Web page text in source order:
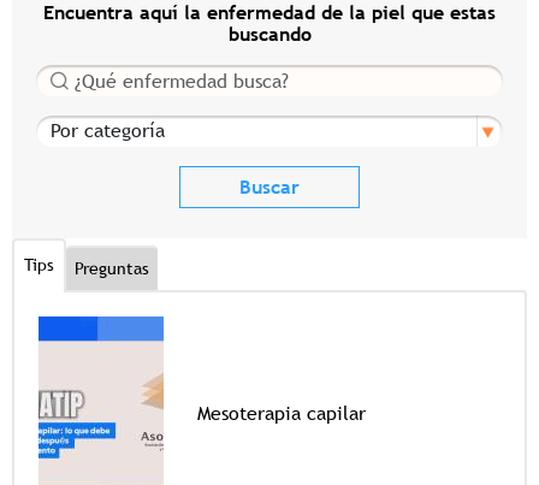
Encuentra aquí la enfermedad de la piel que estas
buscando
Buscar
Por categoría
Tips Preguntas
Mesoterapia capilar